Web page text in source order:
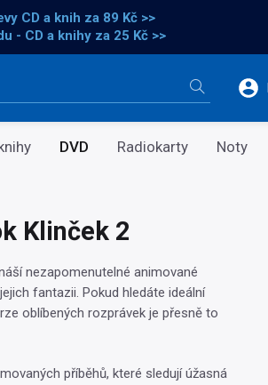
CD a knih za 89 Kč >>
- CD a knihy za 25 Kč >>
DVD Radiokarty Noty
Klinček 2
nezapomenutelné animované
fantazii. Pokud hledáte ideální
oblíbených rozprávek je přesně to
příběhů, které sledují úžasná